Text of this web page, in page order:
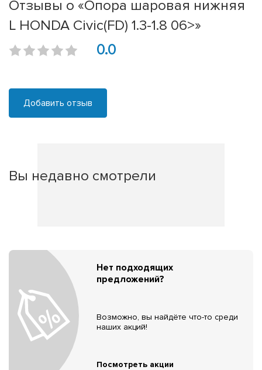
Отзывы о «Опора шаровая нижняя
L HONDA Civic(FD) 1.3-1.8 06>»
0.0
Добавить отзыв
Вы недавно смотрели
Нет подходящих
предложений?
Возможно, вы найдёте что-то среди
наших акций!
Посмотреть акции